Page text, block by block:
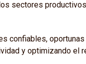
sectores
confiables,
y optimizando el